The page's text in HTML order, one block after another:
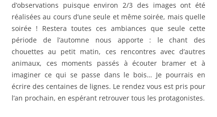
d’observations puisque environ 2/3 des images ont été
réalisées au cours d’une seule et même soirée, mais quelle
soirée ! Restera toutes ces ambiances que seule cette
période de l’automne nous apporte : le chant des
chouettes au petit matin, ces rencontres avec d’autres
animaux, ces moments passés à écouter bramer et à
imaginer ce qui se passe dans le bois… Je pourrais en
écrire des centaines de lignes. Le rendez vous est pris pour
l’an prochain, en espérant retrouver tous les protagonistes.